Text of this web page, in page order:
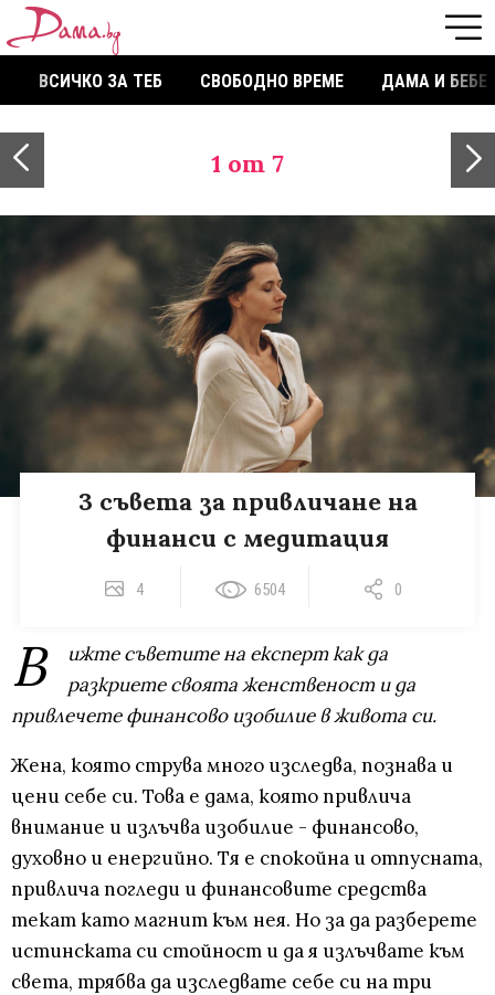
ВСИЧКО ЗА ТЕБ СВОБОДНО ВРЕМЕ ДАМА И БЕБЕ
1 от 7
3 съвета за привличане на
финанси с медитация
4 6504 0
В
ижте съветите на експерт как да
разкриете своята женственост и да
привлечете финансово изобилие в живота си.
Жена, която струва много изследва, познава и
цени себе си. Това е дама, която привлича
внимание и излъчва изобилие - финансово,
духовно и енергийно. Тя е спокойна и отпусната,
привлича погледи и финансовите средства
текат като магнит към нея. Но за да разберете
истинската си стойност и да я излъчвате към
света, трябва да изследвате себе си на три